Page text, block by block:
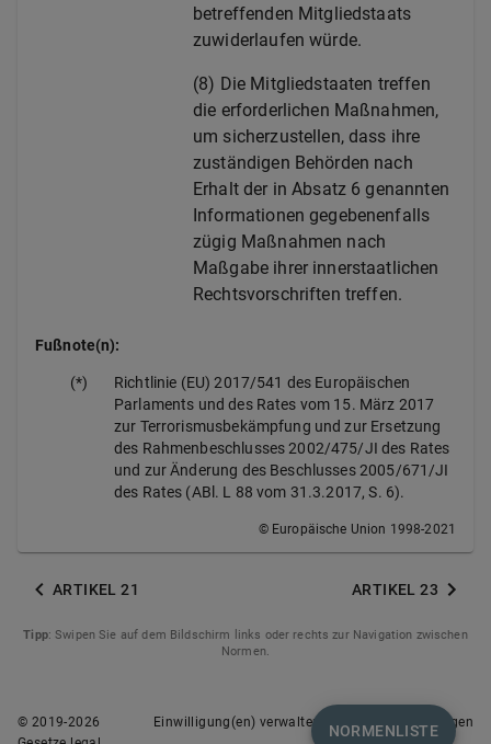
betreffenden Mitgliedstaats
zuwiderlaufen würde.
(8) Die Mitgliedstaaten treffen
die erforderlichen Maßnahmen,
um sicherzustellen, dass ihre
zuständigen Behörden nach
Erhalt der in Absatz 6 genannten
Informationen gegebenenfalls
zügig Maßnahmen nach
Maßgabe ihrer innerstaatlichen
Rechtsvorschriften treffen.
Fußnote(n):
(*)
Richtlinie (EU) 2017/541 des Europäischen
Parlaments und des Rates vom 15. März 2017
zur Terrorismusbekämpfung und zur Ersetzung
des Rahmenbeschlusses 2002/475/JI des Rates
und zur Änderung des Beschlusses 2005/671/JI
des Rates (ABl. L 88 vom 31.3.2017, S. 6).
© Europäische Union 1998-2021
ARTIKEL 21 ARTIKEL 23
Tipp: Swipen Sie auf dem Bildschirm links oder rechts zur Navigation zwischen
Normen.
NORMENLISTE
© 2019-2026
Einwilligung(en) verwalten Nutzungsbedingungen